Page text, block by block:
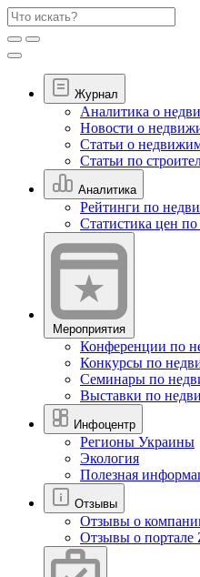
Журнал
Аналитика о
Новости о
Статьи о
Статьи по
Аналитика
Рейтинги по
Статистика цен
Мероприятия
Конференции по
Конкурсы по
Семинары по
Выставки по
Инфоцентр
Регионы Украины
Экология
Полезная
Отзывы
Отзывы о
Отзывы о портале